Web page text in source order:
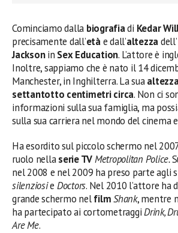
Cominciamo dalla biografiadi Kedar
precisamente dall’etàe dall’altezza
Jacksonin Sex Education. L’attore è
Inoltre, sappiamo che è nato il 14
Manchester, in Inghilterra. La sua
settantotto centimetri circa. Non ci
informazioni sulla sua famiglia, ma
sulla sua carriera nel mondo del cinema
Ha esordito sul piccolo schermo nel
ruolo nellaserie TVMetropolitan Police.
nel 2008 e nel 2009 ha preso parte agli
silenziosie Doctors. Nel 2010 l’attore ha
grande schermo nelfilmShank, mentre
ha partecipato ai cortometraggiDrink,
Are Me.